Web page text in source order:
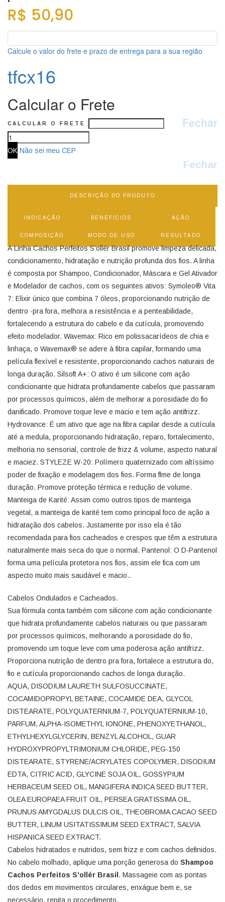
R$ 50,90
Calcule o valor do frete e prazo de entrega para a sua região
tfcx16
Calcular o Frete
Fechar
CALCULAR O FRETE
Não sei meu CEP
Fechar
DESCRIÇÃO DO PRODUTO
INDICAÇÃO BENEFÍCIOS AÇÃO
COMPOSIÇÃO MODO DE USO RESULTADO
A Linha Cachos Perfeitos S’ollér Brasil promove limpeza delicada,
condicionamento, hidratação e nutrição profunda dos fios. A linha
é composta por Shampoo, Condicionador, Máscara e Gel Ativador
e Modelador de cachos, com os seguintes ativos: Symoleo® Vita
7: Elixir único que combina 7 óleos, proporcionando nutrição de
dentro -pra fora, melhora a resistência e a penteabilidade,
fortalecendo a estrutura do cabelo e da cutícula, promovendo
efeito modelador. Wavemax: Rico em polissacarídeos de chia e
linhaça, o Wavemax® se adere à fibra capilar, formando uma
película flexível e resistente, proporcionando cachos naturais de
longa duração. Silsoft A+: O ativo é um silicone com ação
condicionante que hidrata profundamente cabelos que passaram
por processos químicos, além de melhorar a porosidade do fio
danificado. Promove toque leve e macio e tem ação antifrizz.
Hydrovance: É um ativo que age na fibra capilar desde a cutícula
até a medula, proporcionando hidratação, reparo, fortalecimento,
melhoria no sensorial, controle de frizz & volume, aspecto natural
e maciez. STYLEZE W-20: Polímero quaternizado com altíssimo
poder de fixação e modelagem dos fios. Forma flme de longa
duração. Promove proteção térmica e redução de volume.
Manteiga de Karité: Assim como outros tipos de manteiga
vegetal, a manteiga de karité tem como principal foco de ação a
hidratação dos cabelos. Justamente por isso ela é tão
recomendada para fios cacheados e crespos que têm a estrutura
naturalmente mais seca do que o normal. Pantenol: O D-Pantenol
forma uma película protetora nos fios, assim ele fica com um
aspecto muito mais saudável e macio..
Cabelos Ondulados e Cacheados.
Sua fórmula conta também com silicone com ação condicionante
que hidrata profundamente cabelos naturais ou que passaram
por processos químicos, melhorando a porosidade do fio,
promovendo um toque leve com uma poderosa ação antifrizz.
Proporciona nutrição de dentro pra fora, fortalece a estrutura do,
fio e cutícula proporcionando cachos de longa duração.
AQUA, DISODIUM LAURETH SULFOSUCCINATE,
COCAMIDOPROPYL BETAINE, COCAMIDE DEA, GLYCOL
DISTEARATE, POLYQUATERNIUM-7, POLYQUATERNIUM-10,
PARFUM, ALPHA-ISOMETHYL IONONE, PHENOXYETHANOL,
ETHYLHEXYLGLYCERIN, BENZYL ALCOHOL, GUAR
HYDROXYPROPYLTRIMONIUM CHLORIDE, PEG-150
DISTEARATE, STYRENE/ACRYLATES COPOLYMER, DISODIUM
EDTA, CITRIC ACID, GLYCINE SOJA OIL, GOSSYPIUM
HERBACEUM SEED OIL, MANGIFERA INDICA SEED BUTTER,
OLEA EUROPAEA FRUIT OIL, PERSEA GRATISSIMA OIL,
PRUNUS AMYGDALUS DULCIS OIL, THEOBROMA CACAO SEED
BUTTER, LINUM USITATISSIMUM SEED EXTRACT, SALVIA
HISPANICA SEED EXTRACT.
Cabelos hidratados e nutridos, sem frizz e com cachos definidos.
No cabelo molhado, aplique uma porção generosa do Shampoo
Cachos Perfeitos S’ollér Brasil . Massageie com as pontas
dos dedos em movimentos circulares, enxágue bem e, se
necessário, repita o procedimento.